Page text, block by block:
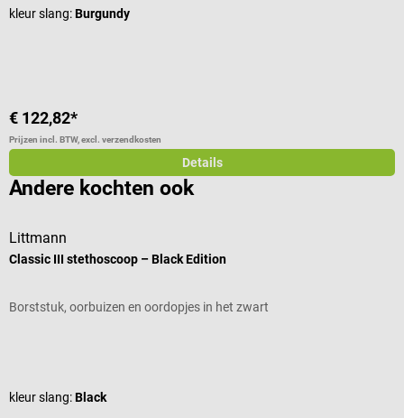
kleur slang:Burgundy
€ 122,82*
Prijzen incl. BTW, excl. verzendkosten
Details
Andere kochten ook
Littmann
Classic III stethoscoop – Black Edition
Borststuk, oorbuizen en oordopjes in het zwart
kleur slang:Black